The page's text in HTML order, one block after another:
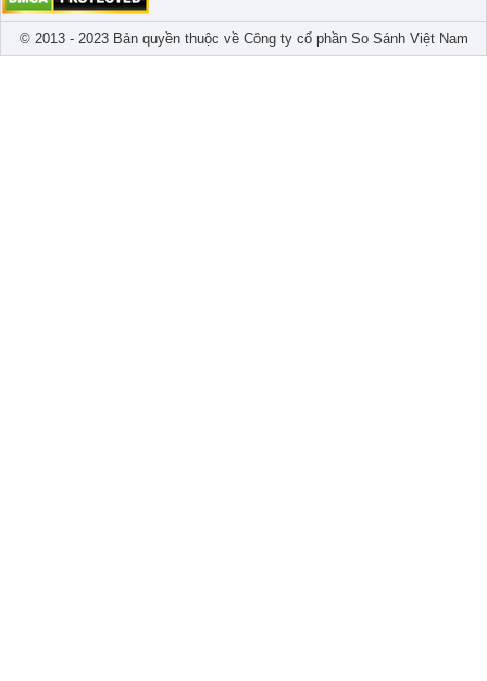
© 2013 - 2023 Bản quyền thuộc về Công ty cổ phần So Sánh Việt Nam